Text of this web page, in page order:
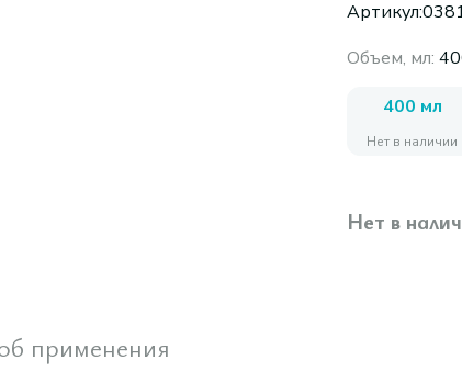
Артикул:
Объем, мл:
400 мл
Нет в наличии
Нет в
применения